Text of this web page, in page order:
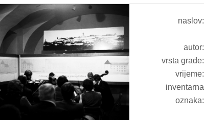
naslov:
autor:
vrsta građe:
vrijeme:
inventarna
oznaka: